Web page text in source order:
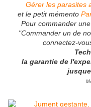
Gérer les parasites
et le petit mémento
Pour commander
"Commander un de
connectez-
la garantie de